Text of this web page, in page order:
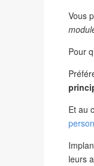
Vous
Pour
Et au
leurs